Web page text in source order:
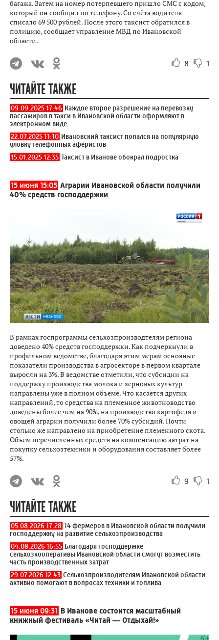
багажа. Затем на номер потерпевшего пришло СМС с кодом,
который он сообщил по телефону. Со счёта водителя
списало 69 500 рублей. После этого таксист обратился в
полицию, сообщает управление МВД по Ивановской
области.
8 1
ЧИТАЙТЕ ТАКЖЕ
09.09.2025 17:46 Каждое второе разрешение на перевозку
пассажиров в такси в Ивановской области оформляют в
электронном виде
22.07.2025 11:10 Ивановский таксист попался на популярную
уловку телефонных аферистов
15.01.2025 12:35 Таксист в Иванове обокрал подростка
15 июня 15:05 Аграрии Ивановской области получили
40% средств господдержки
В рамках госпрограммы сельхозпроизводтелям региона
доведено 40% средств господдержки. Как подчеркнули в
профильном ведомстве, благодаря этим мерам основные
показатели производства в агросекторе в первом квартале
выросли на 3%. В ведомстве отметили, что субсидии на
поддержку производства молока и зерновых культур
направлены уже в полном объеме. Что касается других
направлений, то средства на племенное животноводство
доведены более чем на 90%, на производство картофеля и
овощей аграрии получили более 70% субсидий. Почти
столько же направлено на приобретение племенного скота.
Объем перечисленных средств на компенсацию затрат на
покупку сельхозтехники и оборудования составляет более
57%.
9 1
ЧИТАЙТЕ ТАКЖЕ
05.08.2026 17:28 14 фермеров в Ивановской области получили
господдержку на развитие сельхозпроизводства
04.08.2026 16:55 Благодаря господдержке
сельхозкооперативы Ивановской области смогут возместить
часть производственных затрат
29.07.2026 12:43 Сельхозпроизводителям Ивановской области
активно помогают в вопросах техники и топлива
15 июня 09:31 В Иванове состоится масштабный
книжный фестиваль «Читай — Отдыхай!»